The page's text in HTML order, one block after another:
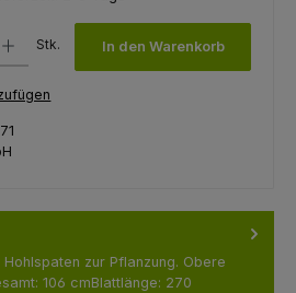
Stk. In den Warenkorb
zur Pflanzung. Obere
106 cmBlattlänge: 270